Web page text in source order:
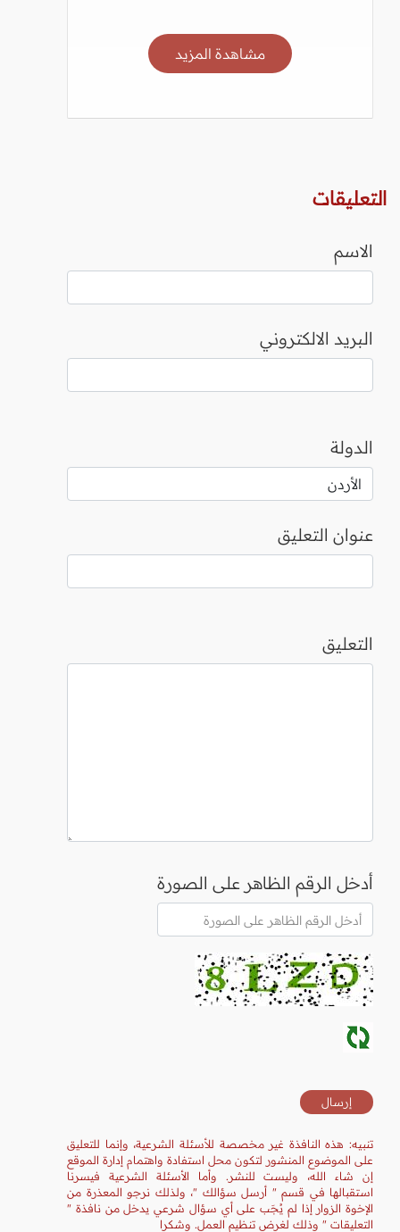
مشاهدة المزيد
التعليقات
الاسم
البريد الالكتروني
الدولة
عنوان التعليق
التعليق
أدخل الرقم الظاهر على الصورة
تنبيه: هذه النافذة غير مخصصة للأسئلة الشرعية، وإنما للتعليق
على الموضوع المنشور لتكون محل استفادة واهتمام إدارة الموقع
إن شاء الله، وليست للنشر. وأما الأسئلة الشرعية فيسرنا
استقبالها في قسم " أرسل سؤالك "، ولذلك نرجو المعذرة من
الإخوة الزوار إذا لم يُجَب على أي سؤال شرعي يدخل من نافذة "
التعليقات " وذلك لغرض تنظيم العمل. وشكرا